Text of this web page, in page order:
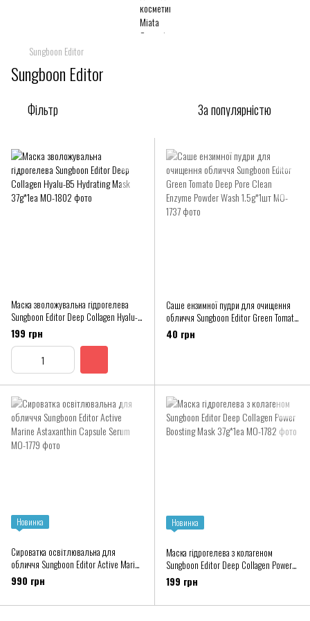
Sungboon Editor
Sungboon Editor
Фільтр За популярністю
Маска зволожувальна гідрогелева
Sungboon Editor Deep Collagen Hyalu-
B5 Hydrating Mask 37g*1ea
199 грн
Саше ензимної пудри для очищення
обличчя Sungboon Editor Green Tomato
Deep Pore Clean Enzyme Powder Wash
1.5g*1шт
40 грн
Новинка
Сироватка освітлювальна для
обличчя Sungboon Editor Active Marine
Astaxanthin Capsule Serum
990 грн
Новинка
Маска гідрогелева з колагеном
Sungboon Editor Deep Collagen Power
Boosting Mask 37g*1ea
199 грн